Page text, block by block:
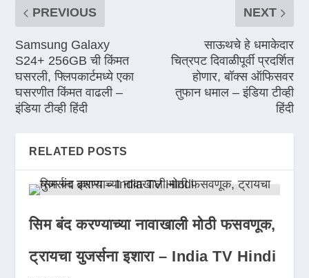
PREVIOUS
Samsung Galaxy
S24+ 256GB ची किंमत
घसरली, फ्लिपकार्टमध्ये एका
घसरणीत किंमत वाढली –
इंडिया टीव्ही हिंदी
NEXT
साऊथचे हे धमाकेदार
चित्रपट दिवाळीपूर्वी प्रदर्शित
होणार, बॉक्स ऑफिसवर
तुफान धमाल – इंडिया टीव्ही
हिंदी
RELATED POSTS
सिम बंद करण्याच्या नावाखाली मोठी फसवणूक,
ट्रायचा युजर्सना इशारा – India TV Hindi